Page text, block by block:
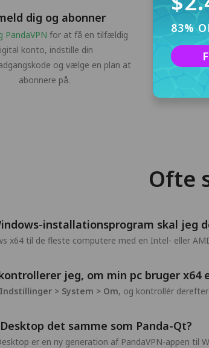
dig og abonner
PandaVPN for at få en tilfældig
konto, indstille din
og vælge en plan at
abonnere på.
Klik
Ofte
installationsprogram skal jeg
x64 til de fleste computere med en Intel- eller
jeg, om min pc bruger x64
> System > Om, og kontrollér derefter
det samme som Panda-Qt?
er en ny generation af PandaVPN-appen
83%